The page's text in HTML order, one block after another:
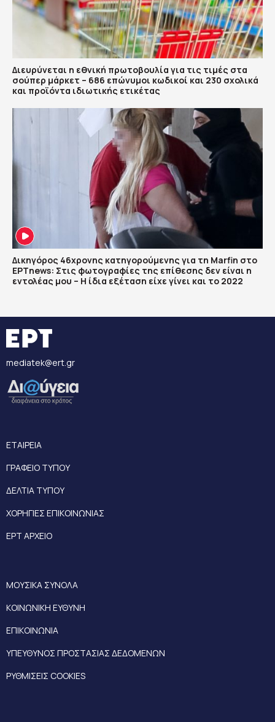
Διευρύνεται η εθνική πρωτοβουλία για τις τιμές στα
σούπερ μάρκετ – 686 επώνυμοι κωδικοί και 230 σχολικά
και προϊόντα ιδιωτικής ετικέτας
Δικηγόρος 46χρονης κατηγορούμενης για τη Marfin στο
ΕΡΤnews: Στις φωτογραφίες της επίθεσης δεν είναι η
εντολέας μου – Η ίδια εξέταση είχε γίνει και το 2022
mediatek@ert.gr
ΕΤΑΙΡΕΙΑ
ΓΡΑΦΕΙΟ ΤΥΠΟΥ
ΔΕΛΤΙΑ ΤΥΠΟΥ
ΧΟΡΗΓΙΕΣ ΕΠΙΚΟΙΝΩΝΙΑΣ
ΕΡΤ ΑΡΧΕΙΟ
ΜΟΥΣΙΚΑ ΣΥΝΟΛΑ
ΚΟΙΝΩΝΙΚΗ ΕΥΘΥΝΗ
ΕΠΙΚΟΙΝΩΝΙΑ
ΥΠΕΥΘΥΝΟΣ ΠΡΟΣΤΑΣΙΑΣ ΔΕΔΟΜΕΝΩΝ
ΡΥΘΜΙΣΕΙΣ COOKIES